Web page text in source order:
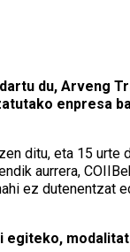
du, Arveng
enpresa
ditu, eta 15 urte
aurrera,
ez dutenentzat